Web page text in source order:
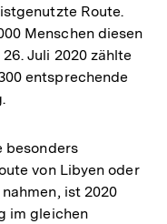
Route.
Menschen diesen
Juli 2020 zählte
entsprechende
besonders
von Libyen oder
ist 2020
im gleichen